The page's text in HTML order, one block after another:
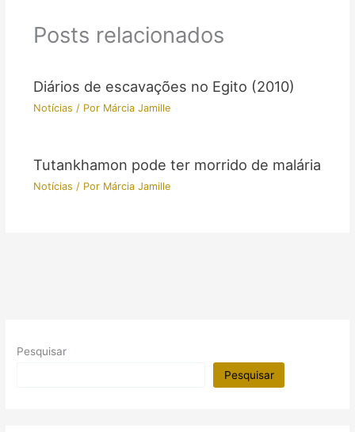
Posts relacionados
Diários de escavações no Egito (2010)
Notícias / Por Márcia Jamille
Tutankhamon pode ter morrido de malária
Notícias / Por Márcia Jamille
Pesquisar
Pesquisar